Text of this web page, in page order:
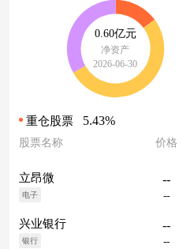
0.60亿元
净资产
2026-06-30
重仓股票 5.43%
股票名称
价格
立昂微
电子
--
--
兴业银行
银行
--
--